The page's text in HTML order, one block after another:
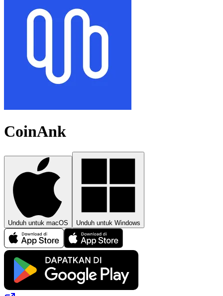
CoinAnk
Unduh untuk macOS Unduh untuk Windows